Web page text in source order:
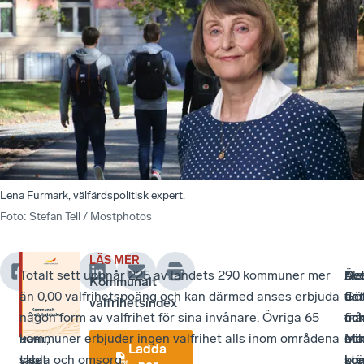
Lena Furmark, välfärdspolitisk expert.
Foto: Stefan Tell / Mostphotos
Sverige
har
sedan
90-
talet
Mycket
har
också
hänt,
visar
LÄS MER
Kommunalt
valfrihetsindex
Ladda
Totalt sett uppnår 225 av landets 290 kommuner mer
än 0,00 valfrihetspoäng och kan därmed anses erbjuda
någon form av valfrihet för sina invånare. Övriga 65
kommuner erbjuder ingen valfrihet alls inom områdena
skola och omsorg.
är
det